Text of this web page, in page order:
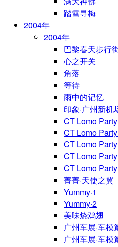
踏雪寻梅
2004年
2004年
巴黎春天步行
心之开关
角落
等待
雨中的记忆
印象·广州新机
CT Lomo
CT Lomo
CT Lomo
CT Lomo
CT Lomo
菁菁·天使之翼
Yummy·1
Yummy·2
美味烧鸡翅
广州车展·车模
广州车展·车模